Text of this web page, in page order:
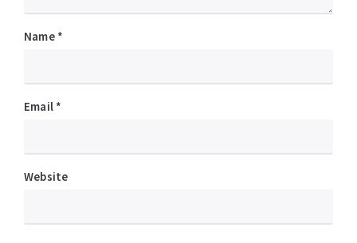
Name *
Email *
Website